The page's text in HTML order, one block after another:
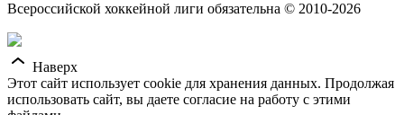
Всероссийской хоккейной лиги обязательна © 2010-2026
Наверх
Этот сайт использует cookie для хранения данных. Продолжая
использовать сайт, вы даете согласие на работу с этими